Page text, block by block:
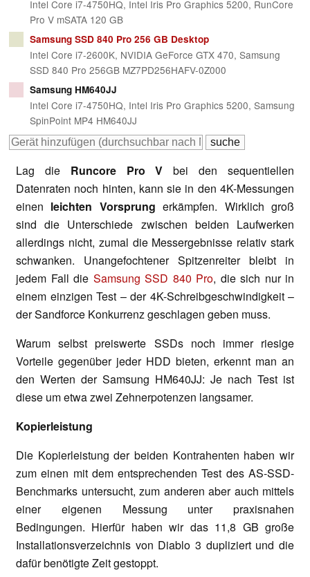
Intel Core i7-4750HQ, Intel Iris Pro Graphics 5200, RunCore
Pro V mSATA 120 GB
Samsung SSD 840 Pro 256 GB Desktop
Intel Core i7-2600K, NVIDIA GeForce GTX 470, Samsung
SSD 840 Pro 256GB MZ7PD256HAFV-0Z000
Samsung HM640JJ
Intel Core i7-4750HQ, Intel Iris Pro Graphics 5200, Samsung
SpinPoint MP4 HM640JJ
Lag die Runcore Pro Vbei den sequentiellen
Datenraten noch hinten, kann sie in den 4K-Messungen
einen leichten Vorsprung erkämpfen. Wirklich groß
sind die Unterschiede zwischen beiden Laufwerken
allerdings nicht, zumal die Messergebnisse relativ stark
schwanken. Unangefochtener Spitzenreiter bleibt in
jedem Fall die Samsung SSD 840 Pro, die sich nur in
einem einzigen Test – der 4K-Schreibgeschwindigkeit –
der Sandforce Konkurrenz geschlagen geben muss.
Warum selbst preiswerte SSDs noch immer riesige
Vorteile gegenüber jeder HDD bieten, erkennt man an
den Werten der Samsung HM640JJ: Je nach Test ist
diese um etwa zwei Zehnerpotenzen langsamer.
Kopierleistung
Die Kopierleistung der beiden Kontrahenten haben wir
zum einen mit dem entsprechenden Test des AS-SSD-
Benchmarks untersucht, zum anderen aber auch mittels
einer eigenen Messung unter praxisnahen
Bedingungen. Hierfür haben wir das 11,8 GB große
Installationsverzeichnis von Diablo 3 dupliziert und die
dafür benötigte Zeit gestoppt.